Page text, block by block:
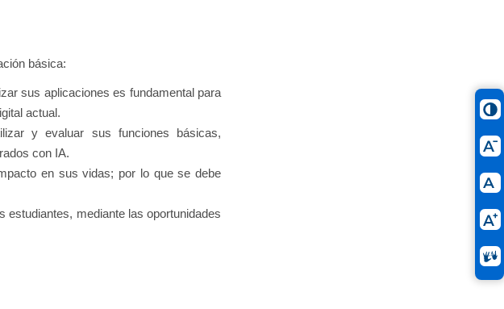
básica:
sus aplicaciones es fundamental para
actual.
y evaluar sus funciones básicas,
con IA.
en sus vidas; por lo que se debe
estudiantes, mediante las oportunidades